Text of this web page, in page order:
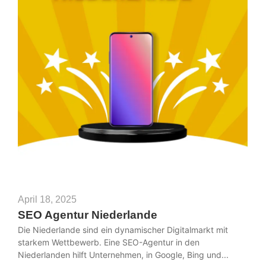
April 18, 2025
SEO Agentur Niederlande
Die Niederlande sind ein dynamischer Digitalmarkt mit
starkem Wettbewerb. Eine SEO-Agentur in den
Niederlanden hilft Unternehmen, in Google, Bing und...